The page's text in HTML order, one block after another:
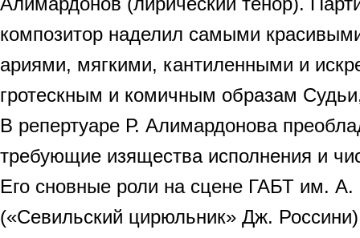
композитор наделил самыми
ариями, мягкими, кантиленными и
гротескным и комичным образам
В репертуаре Р. Алимардонова
требующие изящества исполнения и
Его сновные роли на сцене ГАБТ им.
(«Севильский цирюльник» Дж.